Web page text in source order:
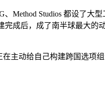
Method Studios 都设了大
完成后，成了南半球最大
动给自己构建跨国选项组